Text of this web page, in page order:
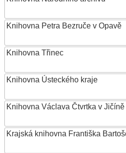
Knihovna Petra Bezruče v Opavě
Knihovna Třinec
Knihovna Ústeckého kraje
Knihovna Václava Čtvrtka v Jičíně
Krajská knihovna Františka